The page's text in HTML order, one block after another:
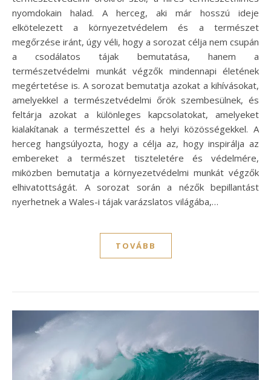
nyomdokain halad. A herceg, aki már hosszú ideje
elkötelezett a környezetvédelem és a természet
megőrzése iránt, úgy véli, hogy a sorozat célja nem csupán
a csodálatos tájak bemutatása, hanem a
természetvédelmi munkát végzők mindennapi életének
megértetése is. A sorozat bemutatja azokat a kihívásokat,
amelyekkel a természetvédelmi őrök szembesülnek, és
feltárja azokat a különleges kapcsolatokat, amelyeket
kialakítanak a természettel és a helyi közösségekkel. A
herceg hangsúlyozta, hogy a célja az, hogy inspirálja az
embereket a természet tiszteletére és védelmére,
miközben bemutatja a környezetvédelmi munkát végzők
elhivatottságát. A sorozat során a nézők bepillantást
nyerhetnek a Wales-i tájak varázslatos világába,…
TOVÁBB